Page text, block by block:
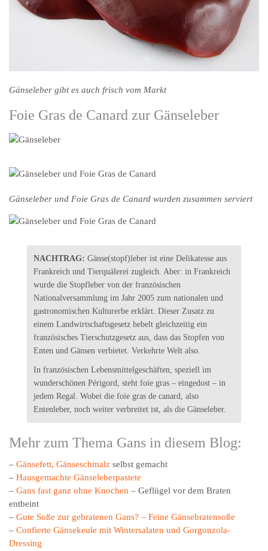
Gänseleber gibt es auch frisch vom Markt
Foie Gras de Canard zur Gänseleber
Gänseleber und Foie Gras de Canard wurden zusammen serviert
NACHTRAG: Gänse(stopf)leber ist eine Delikatesse aus
Frankreich und Tierquälerei zugleich. Aber: in Frankreich
wurde die Stopfleber von der französischen
Nationalversammlung im Jahr 2005 zum nationalen und
gastronomischen Kulturerbe erklärt. Dieser Zusatz zu
einem Landwirtschaftsgesetz hebelt gleichzeitig ein
französisches Tierschutzgesetz aus, dass das Stopfen von
Enten und Gänsen verbietet. Verkehrte Welt also.
In französischen Lebensmittelgeschäften, speziell im
wunderschönen Périgord, steht foie gras – eingedost – in
jedem Regal. Wobei die foie gras de canard, also
Entenleber, noch weiter verbreitet ist, als die Gänseleber.
Mehr zum Thema Gans in diesem Blog:
– Gänsefett, Gänseschmalz selbst gemacht
– Hausgemachte Gänseleberpastete
– Gans fast ganz ohne Knochen – Geflügel vor dem Braten
entbeint
– Gute Soße zur gebratenen Gans? – Feine Gänsebratensoße
– Confierte Gänsekeule mit Wintersalaten und Gorgonzola-
Dressing